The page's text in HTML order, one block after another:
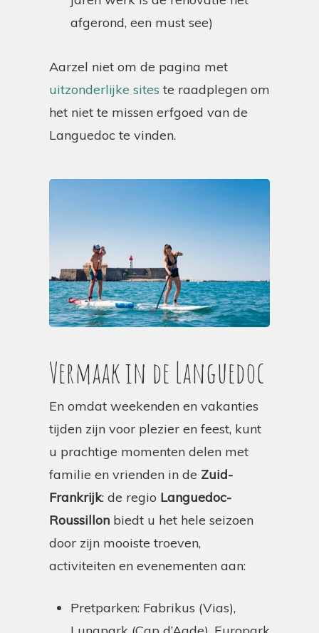
afgerond, een must see)
Aarzel niet om de pagina met
uitzonderlijke sites te raadplegen om
het niet te missen erfgoed van de
Languedoc te vinden.
Vermaak in de Languedoc
En omdat weekenden en vakanties
tijden zijn voor plezier en feest, kunt
u prachtige momenten delen met
familie en vrienden in de Zuid-
Frankrijk: de regio Languedoc-
Roussillonbiedt u het hele seizoen
door zijn mooiste troeven,
activiteiten en evenementen aan:
Pretparken: Fabrikus (Vias),